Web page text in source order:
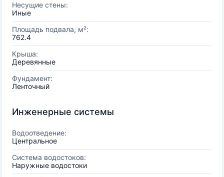
Несущие стены:
Иные
Площадь подвала, м²:
762.4
Крыша:
Деревянные
Фундамент:
Ленточный
Инженерные системы
Водоотведение:
Центральное
Система водостоков:
Наружные водостоки